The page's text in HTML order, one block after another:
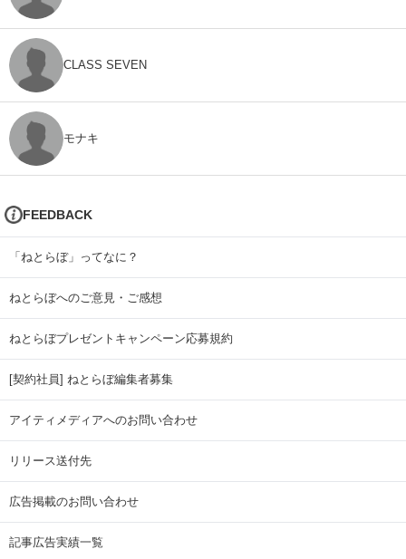
CLASS SEVEN
モナキ
FEEDBACK
「ねとらぼ」ってなに？
ねとらぼへのご意見・ご感想
ねとらぼプレゼントキャンペーン応募規約
[契約社員] ねとらぼ編集者募集
アイティメディアへのお問い合わせ
リリース送付先
広告掲載のお問い合わせ
記事広告実績一覧